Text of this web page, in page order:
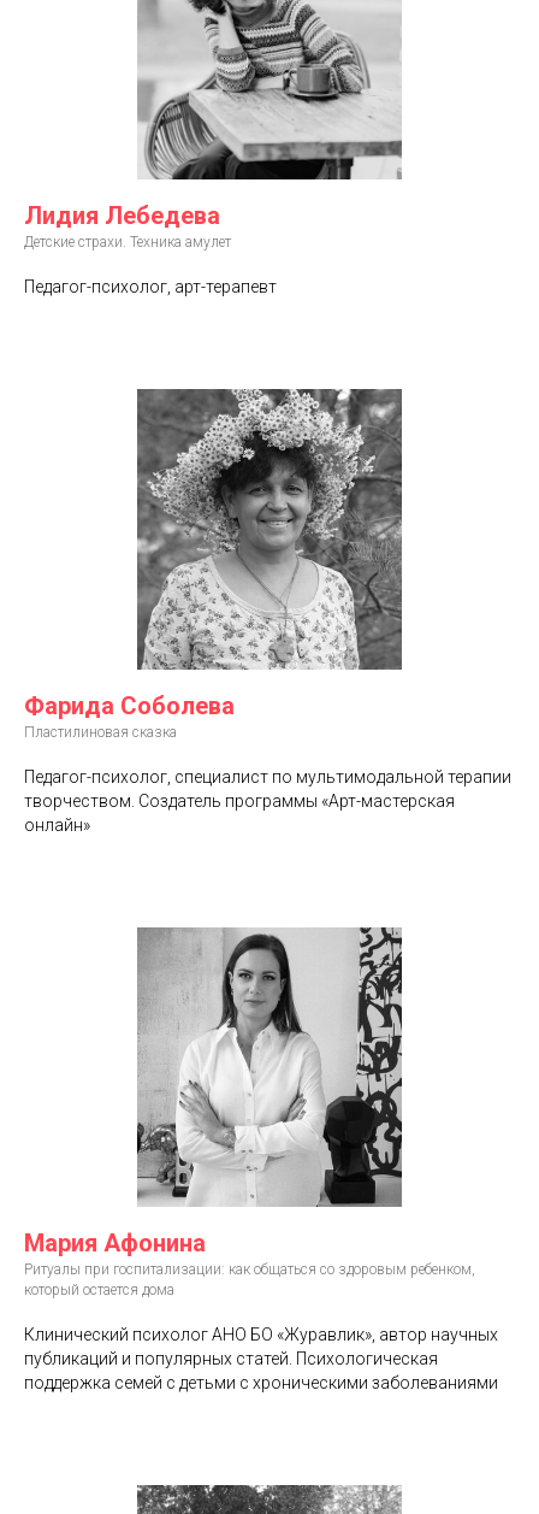
Лидия Лебедева
Детские страхи. Техника амулет
Педагог-психолог, арт-терапевт
Фарида Соболева
Пластилиновая сказка
Педагог-психолог, специалист по мультимодальной терапии
творчеством. Создатель программы «Арт-мастерская
онлайн»
Мария Афонина
Ритуалы при госпитализации: как общаться со здоровым ребенком,
который остается дома
Клинический психолог АНО БО «Журавлик», автор научных
публикаций и популярных статей. Психологическая
поддержка семей с детьми с хроническими заболеваниями